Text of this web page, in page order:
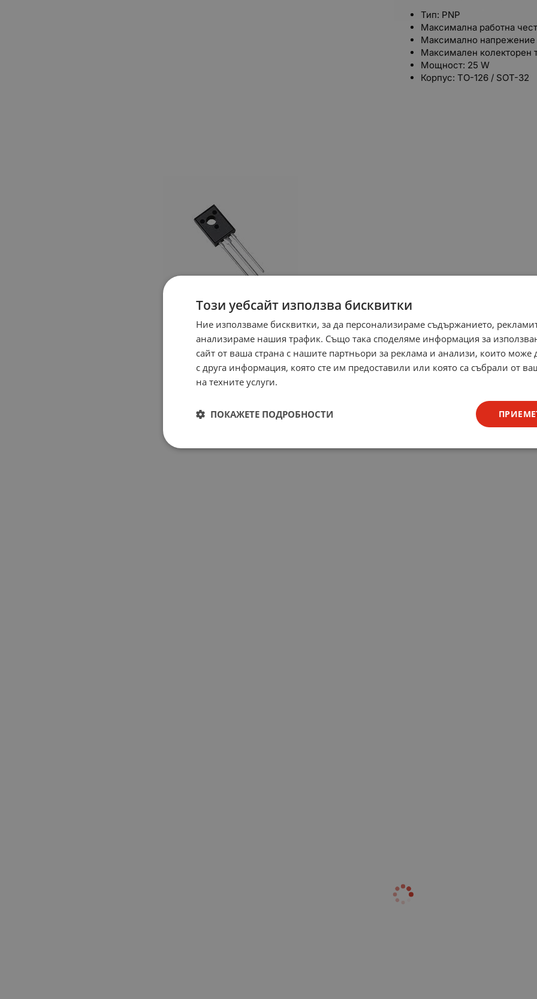
Тип: PNP
Максимална работна
Максимално
Максимален колекторен
Мощност: 25 W
Корпус: TO-126 / SOT-32
Този уебсайт използва бисквитки
Ние използваме бисквитки, за да персонализираме съдържанието,
анализираме нашия трафик. Също така споделяме информация за
сайт от ваша страна с нашите партньори за реклама и анализи, които може
с друга информация, която сте им предоставили или която са събрали от
на техните услуги.
ПОКАЖЕТЕ ПОДРОБНОСТИ